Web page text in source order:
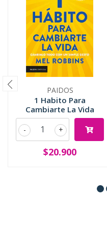
PAIDOS
1 Habito Para
Cambiarte La Vida
+
-
$20.900